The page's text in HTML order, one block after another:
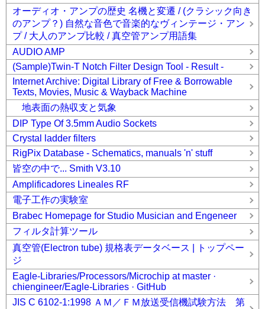
オーディオ・アンプの歴史 名機と変遷 / (クラシック向き
のアンプ？) 自然な音色で音楽的なヴィンテージ・アン
プ / 大人のアンプ比較 / 真空管アンプ用語集
AUDIO AMP
(Sample)Twin-T Notch Filter Design Tool - Result -
Internet Archive: Digital Library of Free & Borrowable
Texts, Movies, Music & Wayback Machine
地表面の熱収支と気象
DIP Type Of 3.5mm Audio Sockets
Crystal ladder filters
RigPix Database - Schematics, manuals 'n' stuff
皆空の中で... Smith V3.10
Amplificadores Lineales RF
電子工作の実験室
Brabec Homepage for Studio Musician and Engeneer
フィルタ計算ツール
真空管(Electron tube) 規格表データベース | トップペー
ジ
Eagle-Libraries/Processors/Microchip at master ·
chiengineer/Eagle-Libraries · GitHub
JIS C 6102-1:1998 ＡＭ／ＦＭ放送受信機試験方法 第